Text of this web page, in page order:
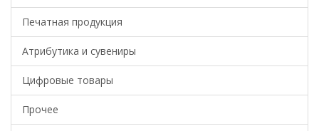
Печатная продукция
Атрибутика и сувениры
Цифровые товары
Прочее